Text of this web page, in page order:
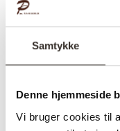
Samtykke
Denne hjemmeside
Vi bruger cookies til
påvirkninger.
egenskaber og